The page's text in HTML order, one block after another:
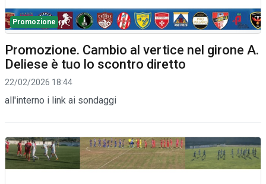
Promozione
Promozione. Cambio al vertice nel girone A.
Deliese è tuo lo scontro diretto
22/02/2026 18:44
all'interno i link ai sondaggi